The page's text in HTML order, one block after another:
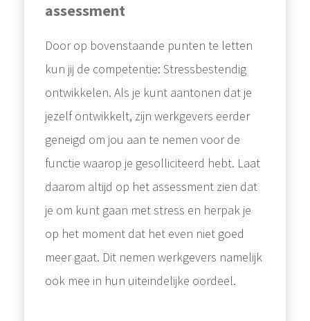
assessment
Door op bovenstaande punten te letten
kun jij de competentie: Stressbestendig
ontwikkelen. Als je kunt aantonen dat je
jezelf ontwikkelt, zijn werkgevers eerder
geneigd om jou aan te nemen voor de
functie waarop je gesolliciteerd hebt. Laat
daarom altijd op het assessment zien dat
je om kunt gaan met stress en herpak je
op het moment dat het even niet goed
meer gaat. Dit nemen werkgevers namelijk
ook mee in hun uiteindelijke oordeel.